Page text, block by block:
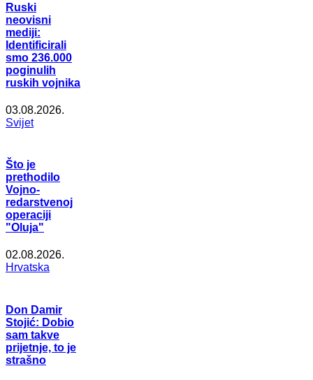
Ruski
neovisni
mediji:
Identificirali
smo 236.000
poginulih
ruskih vojnika
03.08.2026.
Svijet
Što je
prethodilo
Vojno-
redarstvenoj
operaciji
"Oluja"
02.08.2026.
Hrvatska
Don Damir
Stojić: Dobio
sam takve
prijetnje, to je
strašno